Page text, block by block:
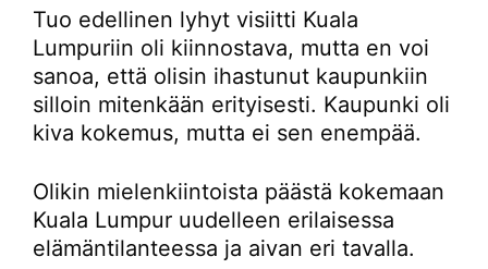
Tuo edellinen lyhyt visiitti Kuala
Lumpuriin oli kiinnostava, mutta en voi
sanoa, että olisin ihastunut kaupunkiin
silloin mitenkään erityisesti. Kaupunki oli
kiva kokemus, mutta ei sen enempää.
Olikin mielenkiintoista päästä kokemaan
Kuala Lumpur uudelleen erilaisessa
elämäntilanteessa ja aivan eri tavalla.